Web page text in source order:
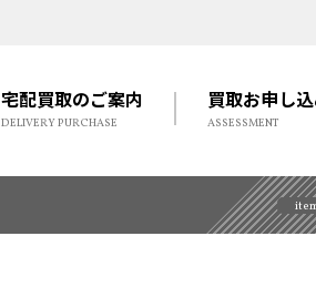
宅配買取のご案内
DELIVERY PURCHASE
買取お申し
ASSESSMENT